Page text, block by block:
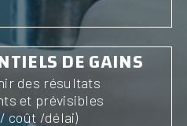
DE GAINS
des résultats
et prévisibles
coût /délai)